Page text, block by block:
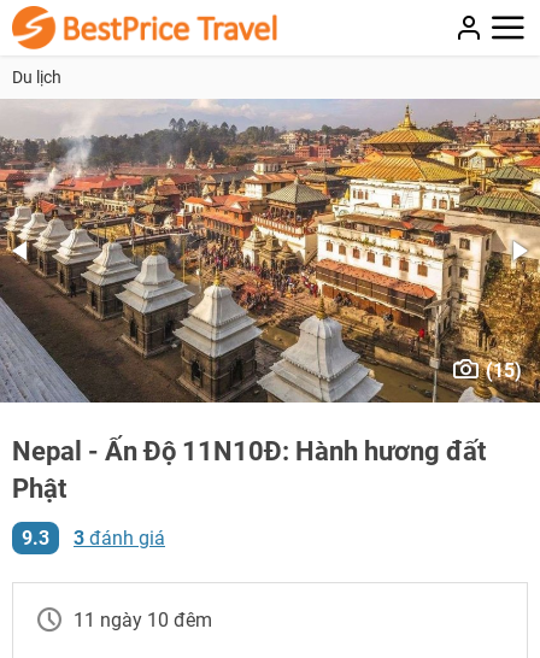
Du lịch
(15)
Nepal - Ấn Độ 11N10Đ: Hành hương đất
Phật
9.3 3 đánh giá
11 ngày 10 đêm